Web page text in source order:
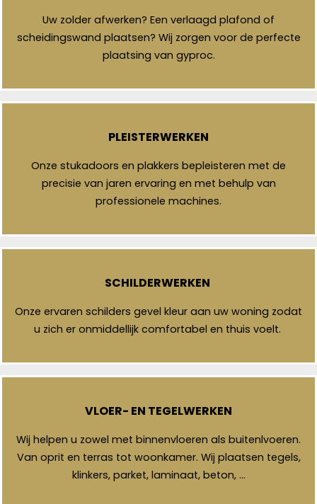
Uw zolder afwerken? Een verlaagd plafond of
scheidingswand plaatsen? Wij zorgen voor de perfecte
plaatsing van gyproc.
PLEISTERWERKEN
Onze stukadoors en plakkers bepleisteren met de
precisie van jaren ervaring en met behulp van
professionele machines.
SCHILDERWERKEN
Onze ervaren schilders gevel kleur aan uw woning zodat
u zich er onmiddellijk comfortabel en thuis voelt.
VLOER- EN TEGELWERKEN
Wij helpen u zowel met binnenvloeren als buitenlvoeren.
Van oprit en terras tot woonkamer. Wij plaatsen tegels,
klinkers, parket, laminaat, beton, …